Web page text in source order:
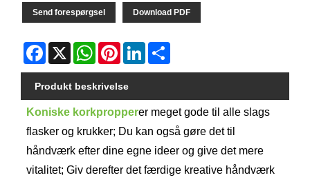
Send forespørgsel Download PDF
Facebook
X WhatsAppPinterestLinkedIn
Produkt beskrivelse
Koniske korkpropperer meget gode til alle slags
flasker og krukker; Du kan også gøre det til
håndværk efter dine egne ideer og give det mere
vitalitet; Giv derefter det færdige kreative håndværk